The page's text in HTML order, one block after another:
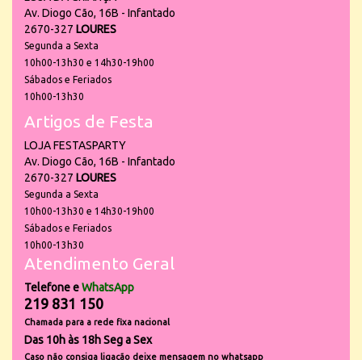
Av. Diogo Cão, 16B - Infantado
2670-327 LOURES
Segunda a Sexta
10h00-13h30 e 14h30-19h00
Sábados e Feriados
10h00-13h30
Artigos de Festa
LOJA FESTASPARTY
Av. Diogo Cão, 16B - Infantado
2670-327 LOURES
Segunda a Sexta
10h00-13h30 e 14h30-19h00
Sábados e Feriados
10h00-13h30
Atendimento Geral
Telefone eWhatsApp
219 831 150
Chamada para a rede fixa nacional
Das 10h às 18h Seg a Sex
Caso não consiga ligação deixe mensagem no whatsapp